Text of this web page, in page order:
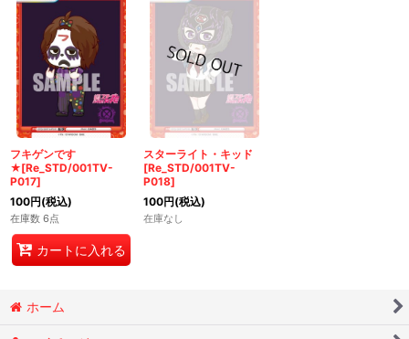
フキゲンです
★[Re_STD/001TV-
P017]
100円(税込)
在庫数 6点
カートに入れる
スターライト・キッド
[Re_STD/001TV-
P018]
100円(税込)
在庫なし
ホーム